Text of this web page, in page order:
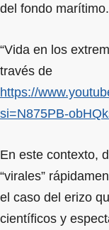
del fondo marítimo.
“Vida en los
través de
https://
si=N875PB-
En este contexto,
“virales”
el caso del erizo
científicos y